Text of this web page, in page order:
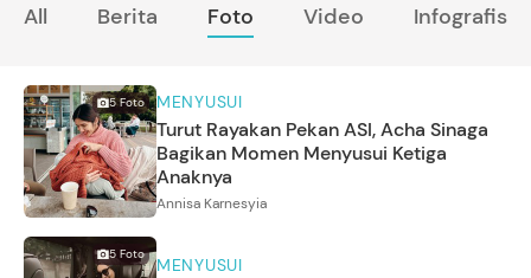
All Berita Foto Video Infografis
5Foto MENYUSUI
Turut Rayakan Pekan ASI, Acha Sinaga
Bagikan Momen Menyusui Ketiga
Anaknya
Annisa Karnesyia
5 Foto MENYUSUI